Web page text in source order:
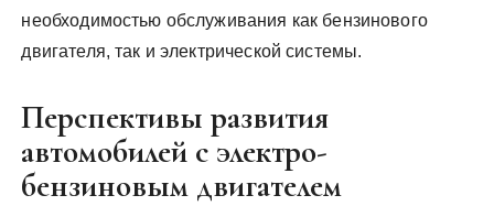
необходимостью обслуживания как бензинового
двигателя, так и электрической системы.
Перспективы развития
автомобилей с электро-
бензиновым двигателем